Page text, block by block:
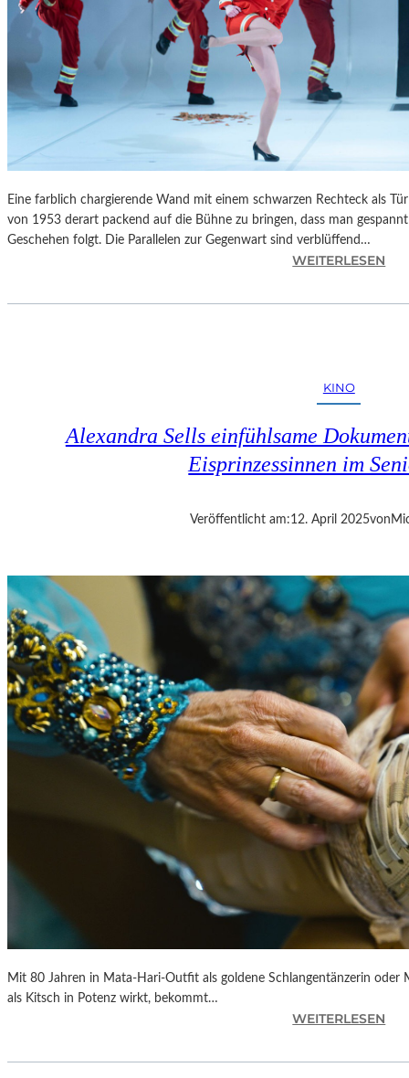
Eine farblich chargierende Wand mit einem schwarzen Rechteck als
von 1953 derart packend auf die Bühne zu bringen, dass man
Geschehen folgt. Die Parallelen zur Gegenwart sind verblüffend…
WEITERLESEN
–
R
A
B
D
U
R
Y
„
F
A
H
R
E
N
H
E
I
T
4
5
“
M
T
KINO
Alexandra Sells einfühlsame
Eisprinzessinnen im
Veröffentlicht am:12. April 2025von
Mit 80 Jahren in Mata-Hari-Outfit als goldene Schlangentänzerin oder
als Kitsch in Potenz wirkt, bekommt…
WEITERLESEN
L